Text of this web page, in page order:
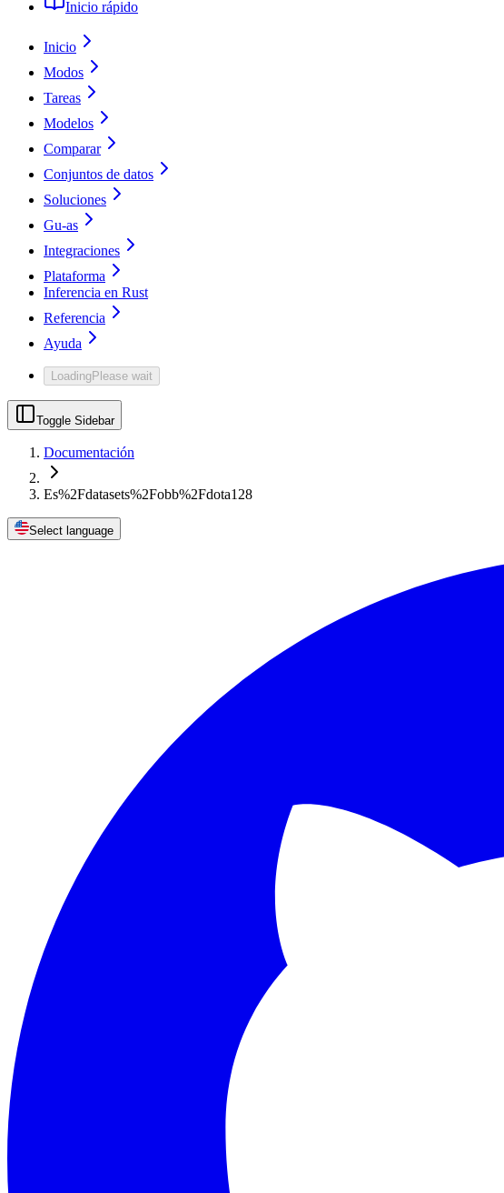
Inicio rápido
Inicio
Modos
Tareas
Modelos
Comparar
Conjuntos de datos
Soluciones
Gu-as
Integraciones
Plataforma
Inferencia en Rust
Referencia
Ayuda
LoadingPlease wait
Toggle Sidebar
Documentación
Es%2Fdatasets%2Fobb%2Fdota128
Select language